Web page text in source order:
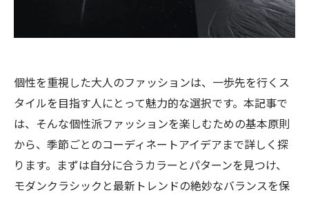
個性を重視した大人のファッションは、一歩先を行くス
タイルを目指す人にとって魅力的な選択です。本記事で
は、そんな個性派ファッションを楽しむための基本原則
から、季節ごとのコーディネートアイデアまで詳しく探
ります。まずは自分に合うカラーとパターンを見つけ、
モダンクラシックと最新トレンドの絶妙なバランスを保